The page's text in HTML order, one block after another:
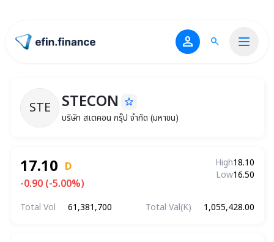
ไปหน้าแรก person search
STE STECONบริษัท สเตคอน กรุ๊ป จำกัด (มหาชน)
STECON star_border
บริษัท สเตคอน กรุ๊ป จำกัด (มหาชน)
17.10 D
-0.90 (-5.00%)
High18.10
Low16.50
Total Vol 61,381,700 Total Val(K) 1,055,428.00